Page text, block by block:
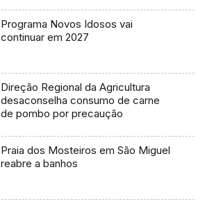
Programa Novos Idosos vai
continuar em 2027
Direção Regional da Agricultura
desaconselha consumo de carne
de pombo por precaução
Praia dos Mosteiros em São Miguel
reabre a banhos